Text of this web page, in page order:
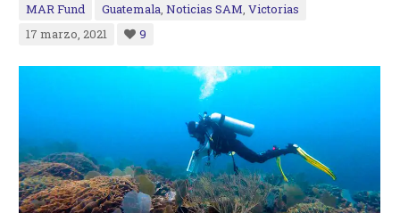
MAR Fund Guatemala,Noticias SAM,Victorias
17 marzo, 2021
9